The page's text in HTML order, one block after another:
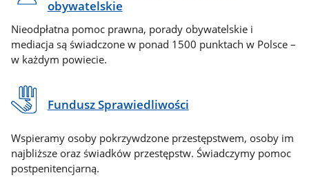
obywatelskie
Nieodpłatna pomoc prawna, porady obywatelskie i
mediacja są świadczone w ponad 1500 punktach w Polsce –
w każdym powiecie.
Fundusz Sprawiedliwości
Wspieramy osoby pokrzywdzone przestępstwem, osoby im
najbliższe oraz świadków przestępstw. Świadczymy pomoc
postpenitencjarną.